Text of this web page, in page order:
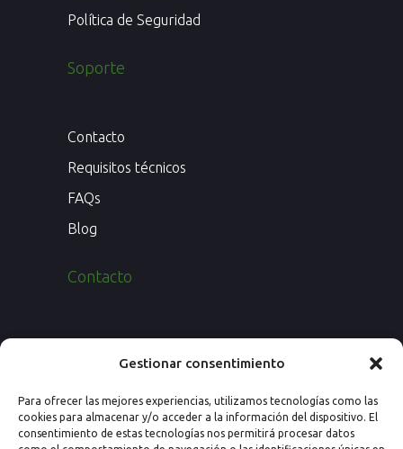
Gestionar consentimiento
Para ofrecer las mejores experiencias, utilizamos tecnologías como las
cookies para almacenar y/o acceder a la información del dispositivo. El
consentimiento de estas tecnologías nos permitirá procesar datos
Política de Seguridad
Soporte
Contacto
Requisitos técnicos
FAQs
Blog
Contacto
50008 Zaragoza (España)
Email: info@nextprevencion.com